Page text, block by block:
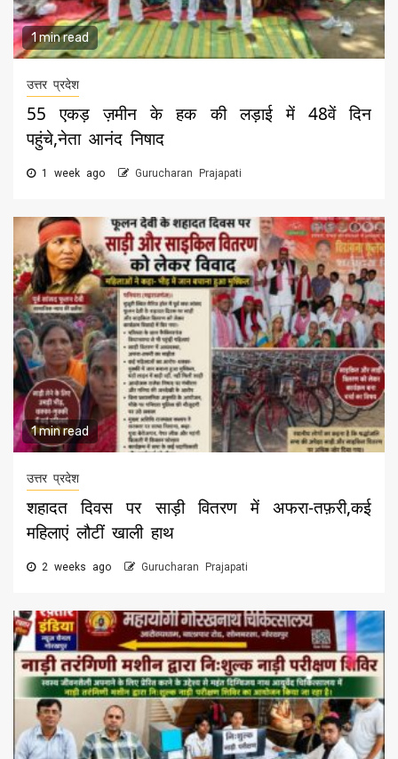
1 min read
उत्तर प्रदेश
55 एकड़ ज़मीन के हक की लड़ाई में 48वें दिन
पहुंचे,नेता आनंद निषाद
1 week ago Gurucharan Prajapati
1 min read
उत्तर प्रदेश
शहादत दिवस पर साड़ी वितरण में अफरा-तफ़री,कई
महिलाएं लौटीं खाली हाथ
2 weeks ago Gurucharan Prajapati